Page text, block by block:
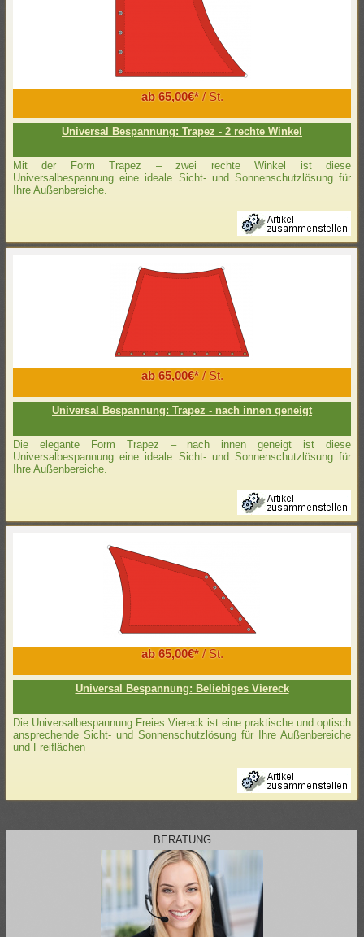
ab 65,00€*/ St.
Universal Bespannung: Trapez - 2 rechte Winkel
Mit der Form Trapez – zwei rechte Winkel ist diese
Universalbespannung eine ideale Sicht- und Sonnenschutzlösung für
Ihre Außenbereiche.
ab 65,00€*/ St.
Universal Bespannung: Trapez - nach innen geneigt
Die elegante Form Trapez – nach innen geneigt ist diese
Universalbespannung eine ideale Sicht- und Sonnenschutzlösung für
Ihre Außenbereiche.
ab 65,00€*/ St.
Universal Bespannung: Beliebiges Viereck
Die Universalbespannung Freies Viereck ist eine praktische und optisch
ansprechende Sicht- und Sonnenschutzlösung für Ihre Außenbereiche
und Freiflächen
BERATUNG